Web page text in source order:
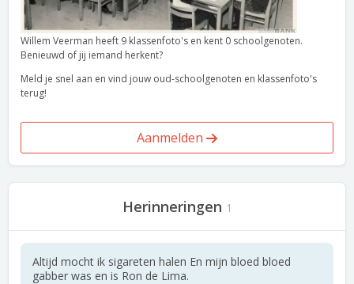
Willem Veerman heeft 9 klassenfoto's en kent 0 schoolgenoten.
Benieuwd of jij iemand herkent?
Meld je snel aan en vind jouw oud-schoolgenoten en klassenfoto's
terug!
Aanmelden
Herinneringen 1
Altijd mocht ik sigareten halen En mijn bloed bloed
gabber was en is Ron de Lima.